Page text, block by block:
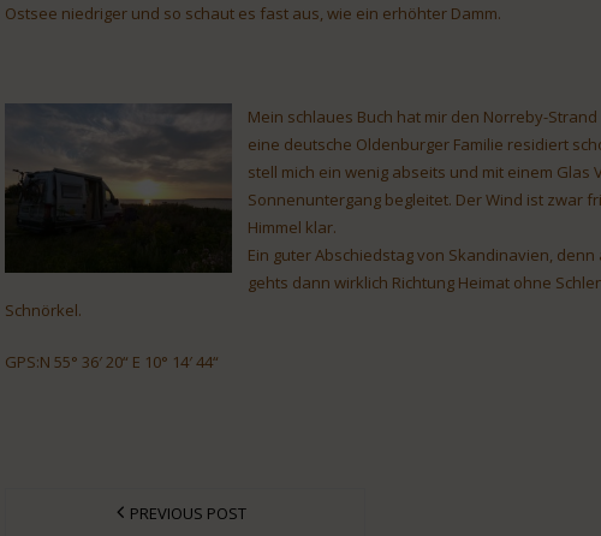
Ostsee niedriger und so schaut es fast aus, wie ein erhöhter Damm.
Mein schlaues Buch hat mir den Norreby-
eine deutsche Oldenburger Familie residiert
stell mich ein wenig abseits und mit einem Glas
Sonnenuntergang begleitet. Der Wind ist zwar
Himmel klar.
Ein guter Abschiedstag von Skandinavien, denn
gehts dann wirklich Richtung Heimat ohne
Schnörkel.
GPS:N 55° 36′ 20“ E 10° 14′ 44“
PREVIOUS POST